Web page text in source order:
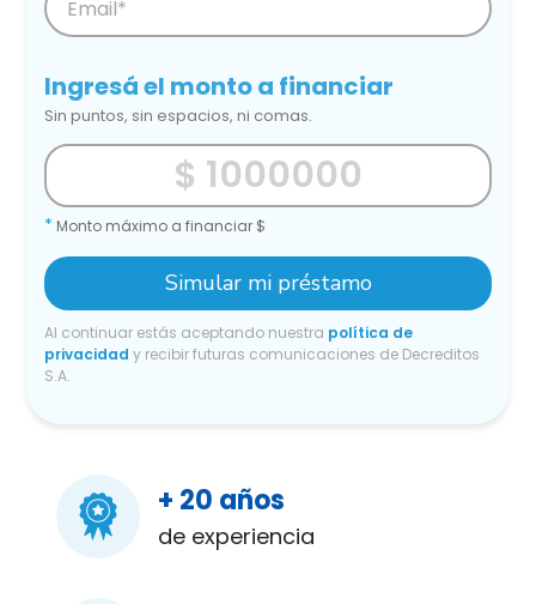
Ingresá el monto a financiar
Sin puntos, sin espacios, ni comas.
* Monto máximo a financiar $
Simular mi préstamo
Al continuar estás aceptando nuestra política de
privacidad y recibir futuras comunicaciones de Decreditos
S.A.
+ 20 años
de experiencia